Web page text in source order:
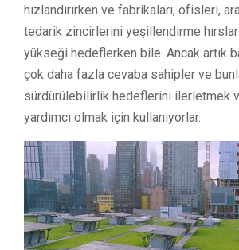
hızlandırırken ve fabrikaları, ofisleri,
tedarik zincirlerini yeşillendirme
yükseği hedeflerken bile. Ancak artık
çok daha fazla cevaba sahipler ve
sürdürülebilirlik hedeflerini ilerletmek
yardımcı olmak için kullanıyorlar.